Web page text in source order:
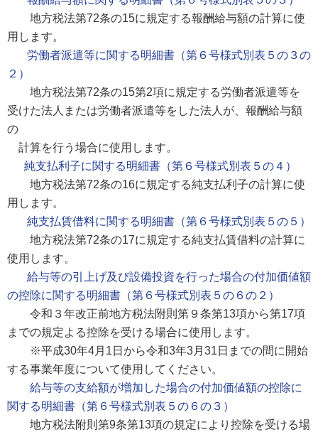
地方税法第72条の15に規定する報酬給与額の計算に使
用します。
労働者派遣等に関する明細書（第６号様式別表５の３の
２）
地方税法第72条の15第2項に規定する労働者派遣等を
受けた法人または労働者派遣等をした法人が、報酬給与額
の
計算を行う場合に使用します。
純支払利子に関する明細書（第６号様式別表５の４）
地方税法第72条の16に規定する純支払利子の計算に使
用します。
純支払賃借料に関する明細書（第６号様式別表５の５）
地方税法第72条の17に規定する純支払賃借料の計算に
使用します。
給与等の引上げ及び設備投資を行った場合の付加価値額
の控除に関する明細書（第６号様式別表５の６の２）
令和３年改正前地方税法附則第９条第13項から第17項
までの規定よる控除を受ける場合に使用します。
※平成30年4月1日から令和3年3月31日までの間に開始
する事業年度について使用してください。
給与等の支給額が増加した場合の付加価値額の控除に
関する明細書（第６号様式別表５の６の３）
地方税法附則第9条第13項の規定により控除を受ける場